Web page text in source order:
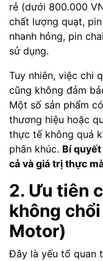
rẻ (dưới 800.000
chất lượng quạt,
nhanh hỏng, pin
sử dụng.
Tuy nhiên, việc chi
cũng không đảm
Một số sản phẩm
thương hiệu hoặc
thực tế không quá
phân khúc. Bí
cả và giá trị thực
2. Ưu tiên
không
Motor)
Đây là yếu tố quan